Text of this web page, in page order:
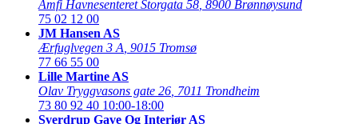
Amfi Havnesenteret Storgata 58 8900 Brønnøysund
75 02 12 00
JM Hansen AS
Ærfuglvegen 3 A 9015 Tromsø
77 66 55 00
Lille Martine AS
Olav Tryggvasons gate 26 7011 Trondheim
73 80 92 40 10:00-18:00
Sverdrup Gave Og Interiør AS